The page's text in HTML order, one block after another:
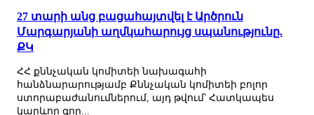
27 տարի անց բացահայտվել է Արծրուն
Մարգարյանի աղմկահարույց սպանությունը.
ՔԿ
ՀՀ քննչական կոմիտեի նախագահի
հանձնարարությամբ Քննչական կոմիտեի բոլոր
ստորաբաժանումներում, այդ թվում՝ Հատկապես
կարևոր գոր...